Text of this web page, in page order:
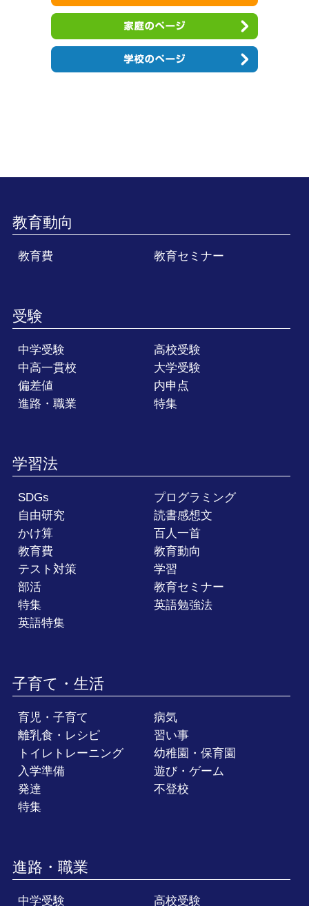
教育動向
教育費 教育セミナー
受験
中学受験
高校受験
中高一貫校
大学受験
偏差値
内申点
進路・職業
特集
学習法
SDGs
プログラミング
自由研究
読書感想文
かけ算
百人一首
教育費
教育動向
テスト対策
学習
部活
教育セミナー
特集
英語勉強法
英語特集
子育て・生活
育児・子育て
病気
離乳食・レシピ
習い事
トイレトレーニング
幼稚園・保育園
入学準備
遊び・ゲーム
発達
不登校
特集
進路・職業
中学受験 高校受験